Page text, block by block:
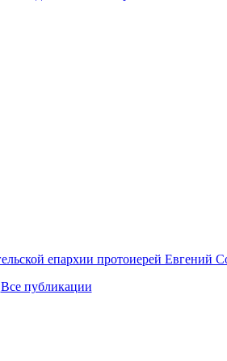
епархии протоиерей Евгений
Все публикации